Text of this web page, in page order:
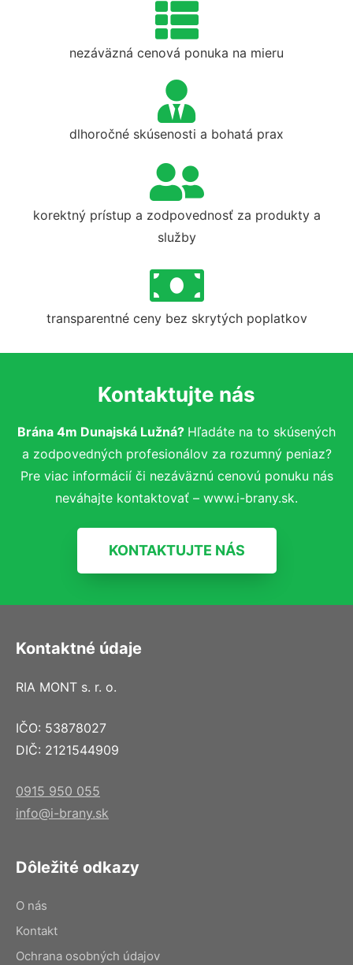
nezáväzná cenová ponuka na mieru
dlhoročné skúsenosti a bohatá prax
korektný prístup a zodpovednosť za produkty a
služby
transparentné ceny bez skrytých poplatkov
Kontaktujte nás
Brána 4m Dunajská Lužná? Hľadáte na to skúsených
a zodpovedných profesionálov za rozumný peniaz?
Pre viac informácií či nezáväznú cenovú ponuku nás
neváhajte kontaktovať – www.i-brany.sk.
KONTAKTUJTE NÁS
Kontaktné údaje
RIA MONT s. r. o.
IČO: 53878027
DIČ: 2121544909
0915 950 055
info@i-brany.sk
Dôležité odkazy
O nás
Kontakt
Ochrana osobných údajov